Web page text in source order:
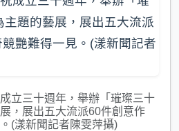
立三十週年，舉辦「璀璨三十
，展出五大流派60件創意作
(漾新聞記者陳雯萍攝)